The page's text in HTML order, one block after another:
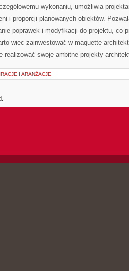
wykonaniu,⁤ umożliwia
i proporcji planowanych obiektów.
poprawek i modyfikacji do‌ projektu, co
​więc zainwestować w ⁤maquette⁢
⁣realizować swoje ambitne projekty
I ARANŻACJE